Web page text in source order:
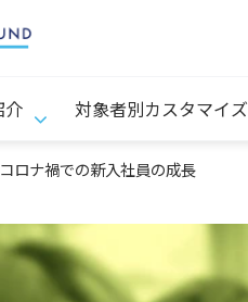
介 対象者別カスタマイズ
コロナ禍での新入社員の成長